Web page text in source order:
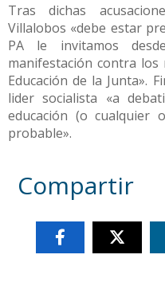
Tras dichas
Villalobos «debe estar
PA le invitamos
manifestación contra
Educación de la Junta».
lider socialista «a
educación (o cualquier
probable».
Compartir